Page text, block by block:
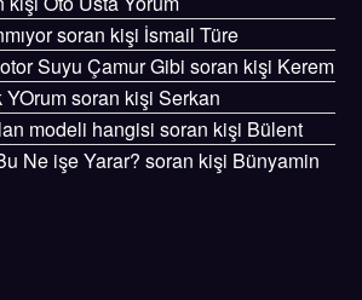
soran kişi İsmail Türe
Suyu Çamur Gibi soran kişi Kerem
YOrumsoran kişi Serkan
modeli hangisi soran kişi Bülent
Ne işe Yarar? soran kişi Bünyamin